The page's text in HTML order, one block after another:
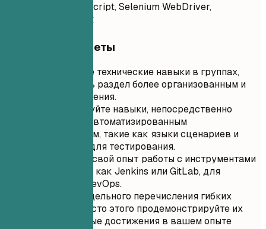
Python, Java, JavaScript, Selenium WebDriver,
TestComplete, JUnit
Короткие советы
Перечисляйте технические навыки в группах,
чтобы сделать раздел более организованным и
легким для чтения.
Приоритизируйте навыки, непосредственно
связанные с автоматизированным
тестированием, такие как языки сценариев и
фреймворки для тестирования.
Подчеркните свой опыт работы с инструментами
CI/CD, такими как Jenkins или GitLab, для
интеграции DevOps.
Избегайте отдельного перечисления гибких
навыков; вместо этого продемонстрируйте их
через значимые достижения в вашем опыте